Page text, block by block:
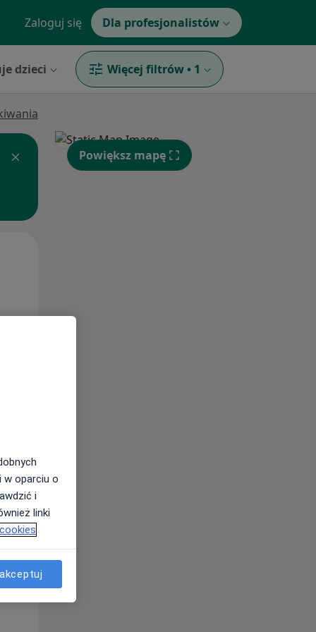
Zaloguj się Dla profesjonalistów
dzieci Więcej filtrów • 1
Śr,
12 Sie
Powiększ mapę
w oparciu o
i
linki